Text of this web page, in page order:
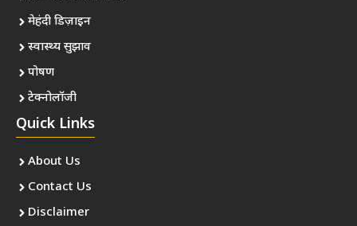
मेहंदी डिज़ाइन
स्वास्थ्य सुझाव
पोषण
टेक्नोलॉजी
Quick Links
About Us
Contact Us
Disclaimer